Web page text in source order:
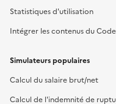
Statistiques d'utilisation
Intégrer les contenus du
Simulateurs populaires
Calcul du salaire brut/net
Calcul de l'indemnité de